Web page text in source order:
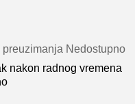
u
preuzimanja Nedostupno
nakon radnog vremena